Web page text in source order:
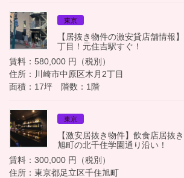
東京
【居抜き物件の激安貸店舗情報
丁目！元住吉駅すぐ！
賃料：580,000 円（税別）
住所：川崎市中原区木月2丁目
面積：17坪 階数：1階
東京
【激安居抜き物件】飲食店居抜
旭町の北千住学園通り沿い！
賃料：300,000 円（税別）
住所：東京都足立区千住旭町